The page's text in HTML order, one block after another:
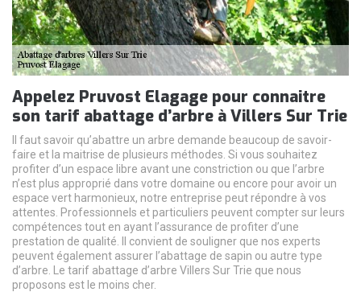
Appelez Pruvost Elagage pour connaitre
son tarif abattage d’arbre à Villers Sur Trie
Il faut savoir qu’abattre un arbre demande beaucoup de savoir-
faire et la maitrise de plusieurs méthodes. Si vous souhaitez
profiter d’un espace libre avant une constriction ou que l’arbre
n’est plus approprié dans votre domaine ou encore pour avoir un
espace vert harmonieux, notre entreprise peut répondre à vos
attentes. Professionnels et particuliers peuvent compter sur leurs
compétences tout en ayant l’assurance de profiter d’une
prestation de qualité. Il convient de souligner que nos experts
peuvent également assurer l’abattage de sapin ou autre type
d’arbre. Le tarif abattage d’arbre Villers Sur Trie que nous
proposons est le moins cher.